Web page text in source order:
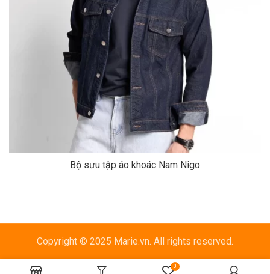
Bộ sưu tập áo khoác Nam Nigo
Copyright © 2025 Marie.vn. All rights reserved.
0